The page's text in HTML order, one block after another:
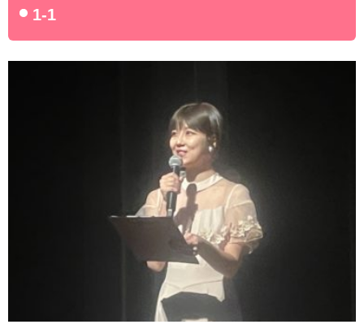
学園ニュース
1-1